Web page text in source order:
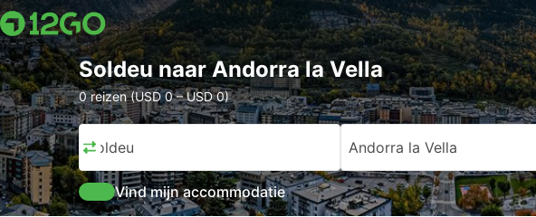
Soldeu naar Andorra la Vella
0 reizen (USD 0 – USD 0)
Soldeu Andorra la Vella
Vind mijn accommodatie